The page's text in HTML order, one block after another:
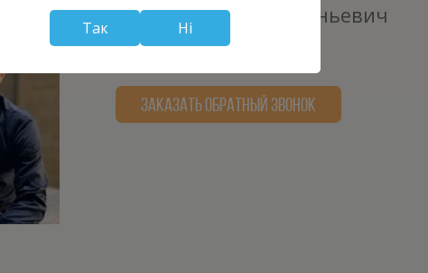
Уманский Александр Евгеньевич
+380970758819
ЗАКАЗАТЬ ОБРАТНЫЙ ЗВОНОК
Так Ні